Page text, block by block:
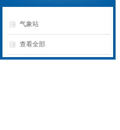
气象站
查看全部